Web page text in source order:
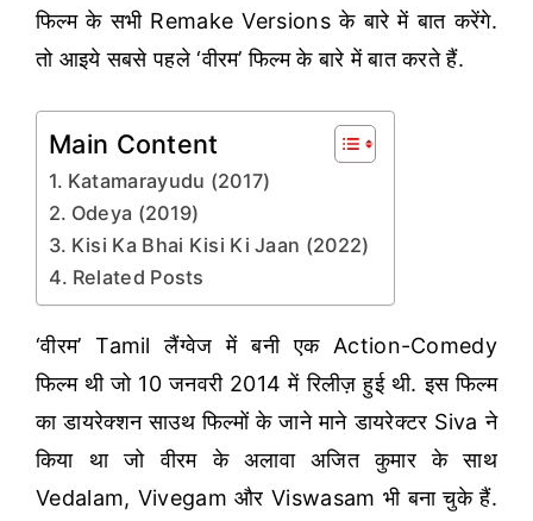
फिल्म के सभी Remake Versions के बारे में बात करेंगे.
तो आइये सबसे पहले ‘वीरम’ फिल्म के बारे में बात करते हैं.
Main Content
Katamarayudu (2017)
Odeya (2019)
Kisi Ka Bhai Kisi Ki Jaan (2022)
Related Posts
‘वीरम’ Tamil लैंग्वेज में बनी एक Action-Comedy
फिल्म थी जो 10 जनवरी 2014 में रिलीज़ हुई थी. इस फिल्म
का डायरेक्शन साउथ फिल्मों के जाने माने डायरेक्टर Siva ने
किया था जो वीरम के अलावा अजित कुमार के साथ
Vedalam, Vivegam और Viswasam भी बना चुके हैं.